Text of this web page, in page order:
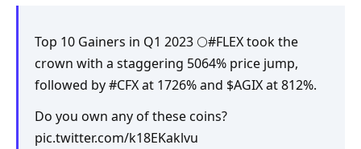
Top 10 Gainers in Q1 2023 🌕#FLEXtook the
crown with a staggering 5064% price jump,
followed by#CFXat 1726% and $AGIXat 812%.
Do you own any of these coins?
pic.twitter.com/k18EKaklvu